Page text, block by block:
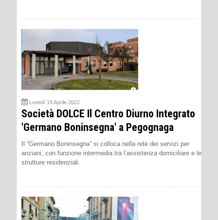
Lunedì 18 Aprile 2022
Società DOLCE Il Centro Diurno Integrato
'Germano Boninsegna' a Pegognaga
Il “Germano Boninsegna” si colloca nella rete dei servizi per
anziani, con funzione intermedia tra l’assistenza domiciliare e le
strutture residenziali.